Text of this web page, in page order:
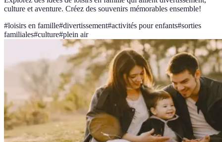
culture et aventure. Créez des souvenirs mémorables ensemble!
#loisirs en famille#divertissement#activités pour enfants#sorties
familiales#culture#plein air